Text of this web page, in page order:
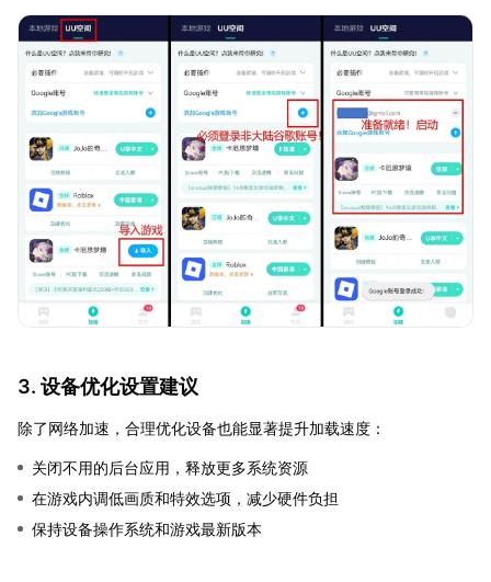
3. 设备优化设置建议
除了网络加速，合理优化设备也能显著提升加载速度：
关闭不用的后台应用，释放更多系统资源
在游戏内调低画质和特效选项，减少硬件负担
保持设备操作系统和游戏最新版本